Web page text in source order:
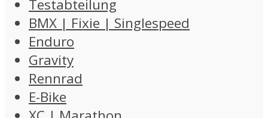
Testabteilung
BMX | Fixie | Singlespeed
Enduro
Gravity
Rennrad
E-Bike